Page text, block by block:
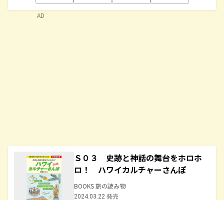
Ｓ０３ 史跡と神話の舞台をホロホ
ロ！ ハワイカルチャーさんぽ
BOOKS 旅の読み物
2024.03.22 発売
AD